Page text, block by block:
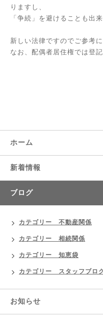
りますし、
「争続」を避けることも出
新しい法律ですのでご参考
なお、配偶者居住権では登
ホーム
新着情報
ブログ
カテゴリー 不動産関係
カテゴリー 相続関係
カテゴリー 知恵袋
カテゴリー スタッフブロ
お知らせ